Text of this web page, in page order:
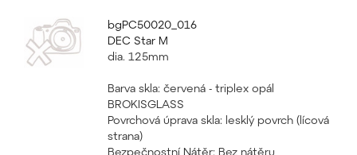
bgPC50020_016
DEC Star M
dia. 125mm
Barva skla: červená - triplex opál
BROKISGLASS
Povrchová úprava skla: lesklý povrch (lícová
strana)
Bezpečnostní Nátěr: Bez nátěru